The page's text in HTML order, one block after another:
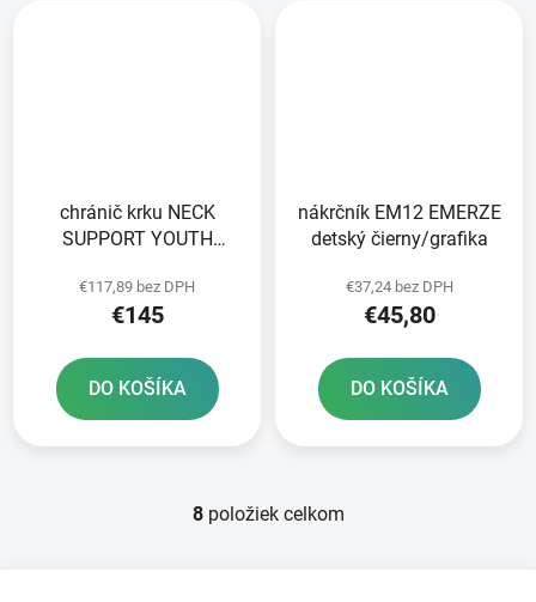
chránič krku NECK
SUPPORT YOUTH
yellow fluo/black
veľkosť UNI 2025
€117,89 bez DPH
€145
DO KOŠÍKA
nákrčník EM12 EMERZE
detský čierny/grafika
€37,24 bez DPH
€45,80
DO KOŠÍKA
O
8položiek celkom